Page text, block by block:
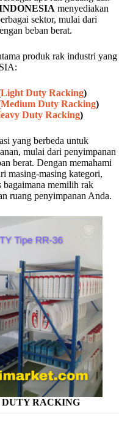
menyediakan
sektor, mulai dari
beban berat.
produk rak industri yang
Light Duty Racking)
Medium Duty Racking)
Duty Racking)
yang berbeda untuk
mulai dari penyimpanan
berat. Dengan memahami
masing-masing kategori,
bagaimana memilih rak
ruang penyimpanan Anda.
RACKING